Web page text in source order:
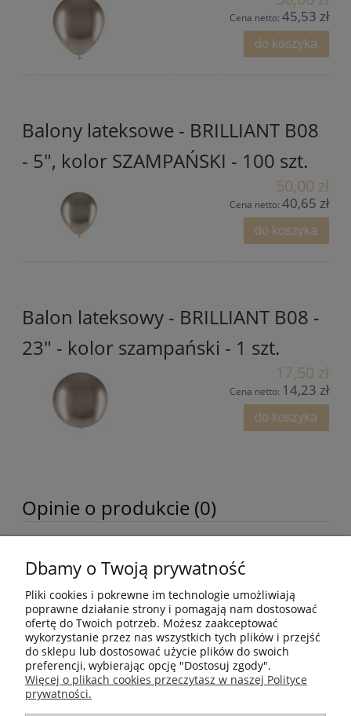
Cena netto: 45,53 zł
do koszyka
Balony lateksowe - BRILLIANT B08
- 5", kolor SZAMPAŃSKI - 100 szt.
50,00 zł
Cena netto: 40,65 zł
do koszyka
Balon lateksowy - BRILLIANT B08 -
23" - kolor szampański - 1 szt.
17,50 zł
Cena netto: 14,23 zł
do koszyka
Opinie o produkcie (0)
Moje konto
Pomoc
Płatności i dostawa
Informacje
Dbamy o Twoją prywatność
Pliki cookies i pokrewne im technologie umożliwiają
poprawne działanie strony i pomagają nam dostosować
ofertę do Twoich potrzeb. Możesz zaakceptować
wykorzystanie przez nas wszystkich tych plików i przejść
do sklepu lub dostosować użycie plików do swoich
preferencji, wybierając opcję "Dostosuj zgody".
Więcej o plikach cookies przeczytasz w naszej Polityce
prywatności.